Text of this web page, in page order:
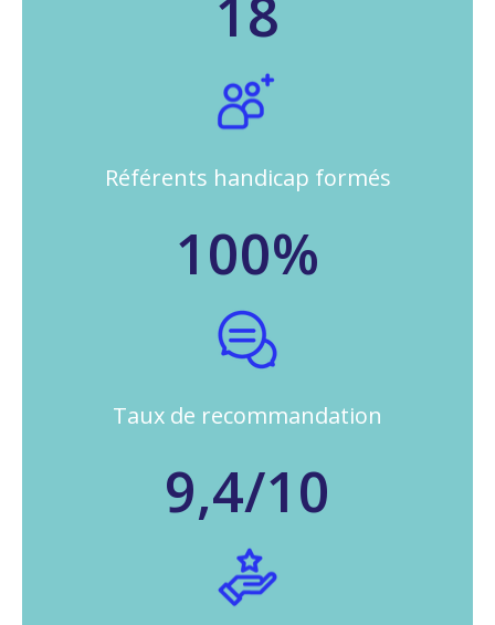
18
Référents handicap formés
100%
Taux de recommandation
9,4/10